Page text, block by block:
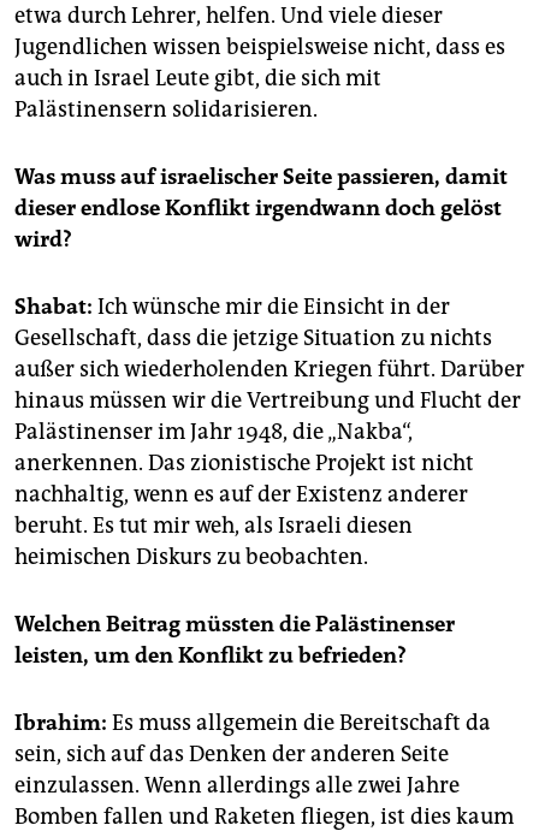
etwa durch Lehrer, helfen. Und viele dieser
Jugendlichen wissen beispielsweise nicht, dass es
auch in Israel Leute gibt, die sich mit
Palästinensern solidarisieren.
Was muss auf israelischer Seite passieren, damit
dieser endlose Konflikt irgendwann doch gelöst
wird?
Shabat: Ich wünsche mir die Einsicht in der
Gesellschaft, dass die jetzige Situation zu nichts
außer sich wiederholenden Kriegen führt. Darüber
hinaus müssen wir die Vertreibung und Flucht der
Palästinenser im Jahr 1948, die „Nakba“,
anerkennen. Das zionistische Projekt ist nicht
nachhaltig, wenn es auf der Existenz anderer
beruht. Es tut mir weh, als Israeli diesen
heimischen Diskurs zu beobachten.
Welchen Beitrag müssten die Palästinenser
leisten, um den Konflikt zu befrieden?
Ibrahim: Es muss allgemein die Bereitschaft da
sein, sich auf das Denken der anderen Seite
einzulassen. Wenn allerdings alle zwei Jahre
Bomben fallen und Raketen fliegen, ist dies kaum